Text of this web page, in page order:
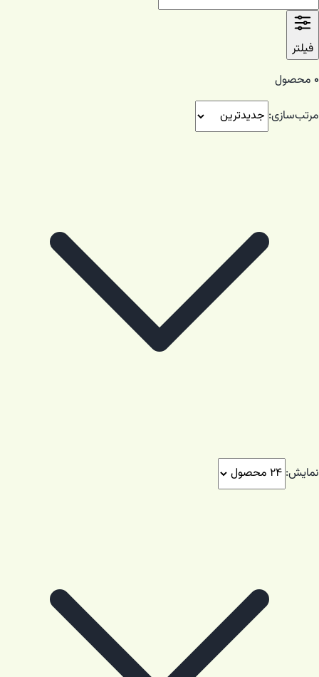
فیلتر
۰ محصول
مرتب‌سازی:
نمایش: